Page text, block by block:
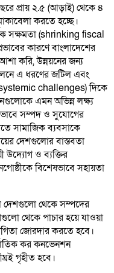
প্রায় ২.৫ (আড়াই) থেকে ৪
করতে হচ্ছে।
সক্ষমতা (shrinking fiscal
কারণে বাংলাদেশের
করি, উন্নয়নের জন্য
এ ধরণের জটিল এবং
challenges) দিকে
এমন অভিন্ন লক্ষ্য
সম্পদ ও সুযোগের
সামাজিক ব্যবসাকে
দেশগুলোর বাস্তবতা
উদ্যোগ ও ব্যক্তির
বিশেষভাবে সহায়তা
দেশগুলো থেকে সম্পদের
থেকে পাচার হয়ে যাওয়া
জোরদার করতে হবে।
কর কনভেনশন
গৃহীত হবে।